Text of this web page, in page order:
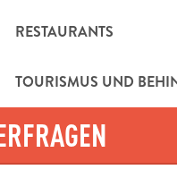
RESTAURANTS
TOURISMUS UND